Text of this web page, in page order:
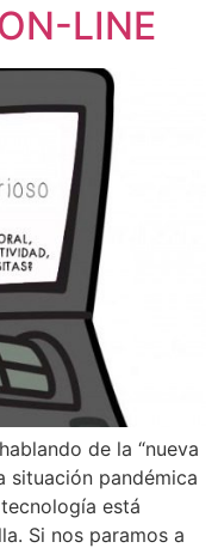
LINE
de la “nueva
situación pandémica
está
Si nos paramos a